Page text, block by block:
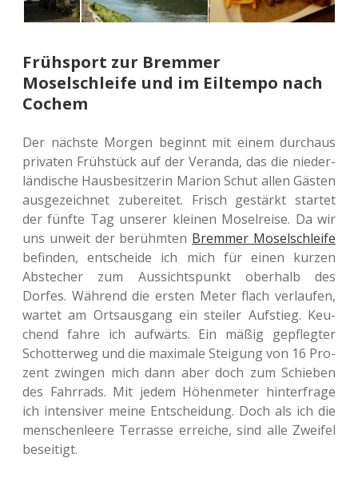
Frühsport zur Bremmer
Moselschleife und im Eiltempo nach
Cochem
Der nächs­te Morgen beginnt mit einem durch­aus
pri­va­ten Früh­stück auf der Veran­da, das die nie­der­
län­di­sche Haus­be­sit­ze­rin Marion Schut allen Gästen
aus­ge­zeich­net zube­rei­tet. Frisch gestärkt star­tet
der fünfte Tag unse­rer klei­nen Mosel­rei­se. Da wir
uns unweit der berühm­ten Brem­mer Mosel­schlei­fe
befin­den, ent­schei­de ich mich für einen kurzen
Abste­cher zum Aus­sichts­punkt ober­halb des
Dorfes. Wäh­rend die ersten Meter flach ver­lau­fen,
wartet am Orts­aus­gang ein stei­ler Auf­stieg. Keu­
chend fahre ich auf­wärts. Ein mäßig gepfleg­ter
Schot­ter­weg und die maxi­ma­le Stei­gung von 16 Pro­
zent zwin­gen mich dann aber doch zum Schie­ben
des Fahr­rads. Mit jedem Höhen­me­ter hin­ter­fra­ge
ich inten­si­ver meine Ent­schei­dung. Doch als ich die
men­schen­lee­re Ter­ras­se errei­che, sind alle Zwei­fel
beseitigt.